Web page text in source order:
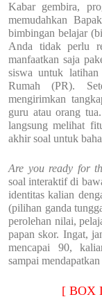
Kabar gembira,
memudahkan
bimbingan belajar
Anda tidak perlu
manfaatkan saja
siswa untuk latihan
Rumah (PR).
mengirimkan
guru atau orang
langsung melihat
akhir soal untuk
Are you ready for
soal interaktif di
identitas kalian
(pilihan ganda
perolehan nilai,
papan skor. Ingat,
mencapai 90,
sampai
[ BOX